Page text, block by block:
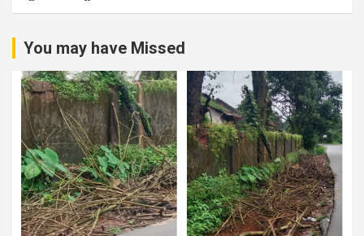
You may have Missed